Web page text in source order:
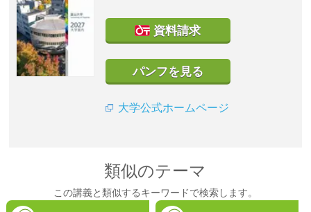
資料請求
パンフを見る
大学公式ホームページ
類似のテーマ
この講義と類似するキーワードで検索します。